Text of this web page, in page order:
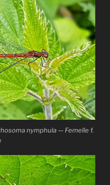
nymphula — Femelle f.